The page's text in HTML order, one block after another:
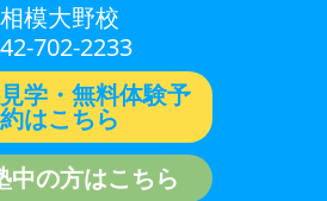
相模大野校
702-2233
学・無料体験予
約はこちら
中の方はこちら